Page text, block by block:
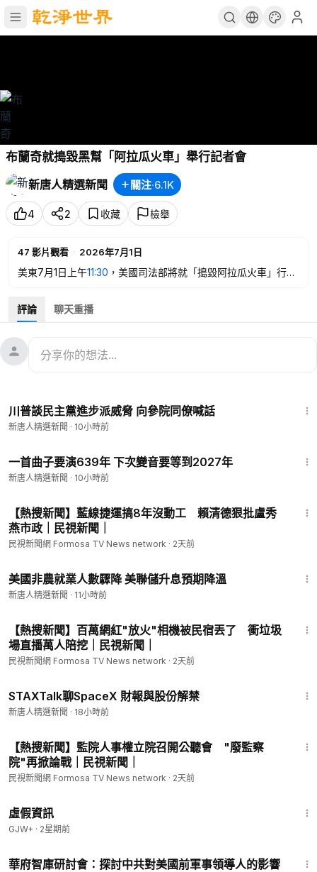
布蘭奇就搗毀黑幫「阿拉瓜火車」舉行記者會
新唐人精選新聞
關注·6.1K
4 2 收藏 檢舉
47 影片觀看 · 2026年7月1日
美東7月1日上午11:30 ，美國司法部將就「搗毀阿拉瓜火車」行動
局局長卡什·帕特爾、德克薩斯州北區聯邦檢察官瑞安·雷博爾德以
及伊利諾伊州北區聯邦檢察官安德魯·布特羅斯。新唐人、大紀元
評論 聊天重播
川普談民主黨進步派威脅 向參院同僚喊話
新唐人精選新聞 · 10小時前
一首曲子要演639年 下次變音要等到2027年
新唐人精選新聞 · 10小時前
【熱搜新聞】藍線捷運搞8年沒動工 賴清德狠批盧秀
燕市政｜民視新聞｜
民視新聞網 Formosa TV News network · 2天前
美國非農就業人數驟降 美聯儲升息預期降溫
新唐人精選新聞 · 11小時前
【熱搜新聞】百萬網紅"放火"相機被民宿丟了 衝垃圾
場直播萬人陪挖｜民視新聞｜
民視新聞網 Formosa TV News network · 2天前
STAXTalk聊SpaceX 財報與股份解禁
新唐人精選新聞 · 18小時前
【熱搜新聞】監院人事權立院召開公聽會 "廢監察
院"再掀論戰｜民視新聞｜
民視新聞網 Formosa TV News network · 2天前
虛假資訊
GJW+ · 2星期前
華府智庫研討會：探討中共對美國前軍事領導人的影響